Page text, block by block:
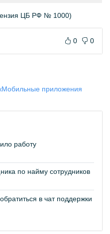
ЦБ РФ № 1000)
0 0
Мобильные приложения
работу
по найму сотрудников
в чат поддержки